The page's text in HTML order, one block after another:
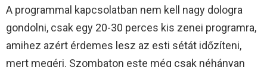
A programmal kapcsolatban nem kell nagy dologra
gondolni, csak egy 20-30 perces kis zenei programra,
amihez azért érdemes lesz az esti sétát időzíteni,
mert megéri. Szombaton este még csak néhányan